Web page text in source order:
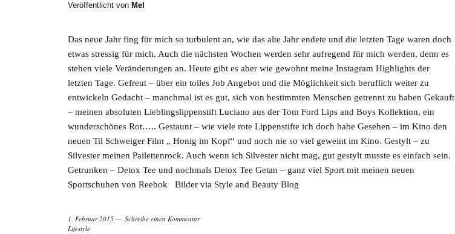
Veröffentlicht von Mel
Das neue Jahr fing für mich so turbulent an, wie das alte Jahr endete und die letzten Tage waren doch
etwas stressig für mich. Auch die nächsten Wochen werden sehr aufregend für mich werden, denn es
stehen viele Veränderungen an. Heute gibt es aber wie gewohnt meine Instagram Highlights der
letzten Tage. Gefreut – über ein tolles Job Angebot und die Möglichkeit sich beruflich weiter zu
entwickeln Gedacht – manchmal ist es gut, sich von bestimmten Menschen getrennt zu haben Gekauft
– meinen absoluten Lieblingslippenstift Luciano aus der Tom Ford Lips and Boys Kollektion, ein
wunderschönes Rot….. Gestaunt – wie viele rote Lippenstifte ich doch habe Gesehen – im Kino den
neuen Til Schweiger Film „ Honig im Kopf“ und noch nie so viel geweint im Kino. Gestylt – zu
Silvester meinen Pailettenrock. Auch wenn ich Silvester nicht mag, gut gestylt musste es einfach sein.
Getrunken – Detox Tee und nochmals Detox Tee Getan – ganz viel Sport mit meinen neuen
Sportschuhen von Reebok Bilder via Style and Beauty Blog
1. Februar 2015
Schreibe einen Kommentar
Lifestyle